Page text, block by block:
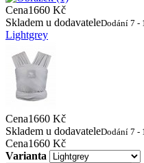
Cena1660 Kč
Skladem u dodavateleDodání 7 -
Lightgrey
Cena1660 Kč
Skladem u dodavateleDodání 7 -
Cena1660 Kč
Varianta